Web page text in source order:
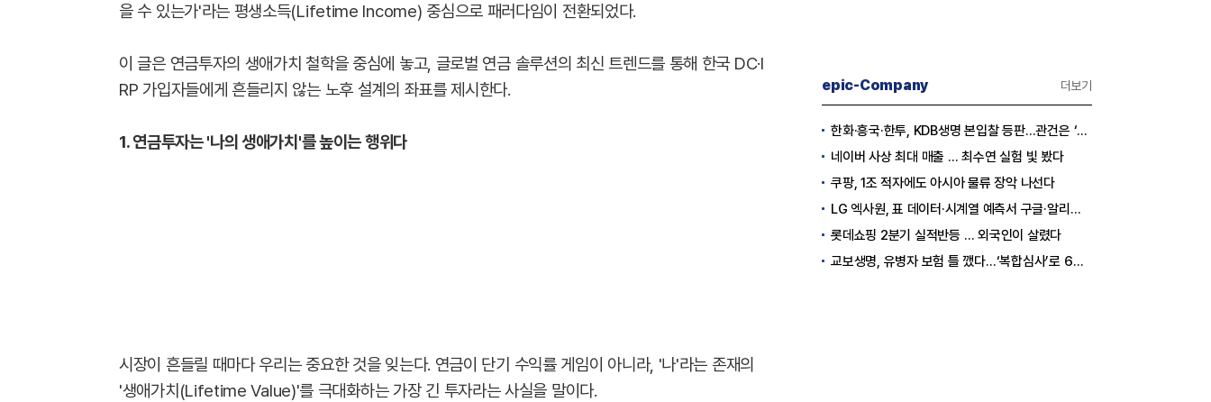
을 수 있는가'라는 평생소득(Lifetime Income) 중심으로 패러다임이 전환되었다.
이 글은 연금투자의 생애가치 철학을 중심에 놓고, 글로벌 연금 솔루션의 최신 트렌드를 통해 한국 DC·I
RP 가입자들에게 흔들리지 않는 노후 설계의 좌표를 제시한다.
1. 연금투자는 '나의 생애가치'를 높이는 행위다
시장이 흔들릴 때마다 우리는 중요한 것을 잊는다. 연금이 단기 수익률 게임이 아니라, '나'라는 존재의
'생애가치(Lifetime Value)'를 극대화하는 가장 긴 투자라는 사실을 말이다.
epic-Company 더보기
한화·흥국·한투, KDB생명 본입찰 등판…관건은 ‘산은 증자 규모’
네이버 사상 최대 매출 … 최수연 실험 빛 봤다
쿠팡, 1조 적자에도 아시아 물류 장악 나선다
LG 엑사원, 표 데이터·시계열 예측서 구글·알리바바 제쳤다
롯데쇼핑 2분기 실적반등 … 외국인이 살렸다
교보생명, 유병자 보험 틀 깼다…‘복합심사’로 6개월 독점권 획득